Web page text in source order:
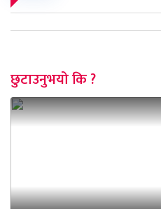
छुटाउनुभयो कि ?